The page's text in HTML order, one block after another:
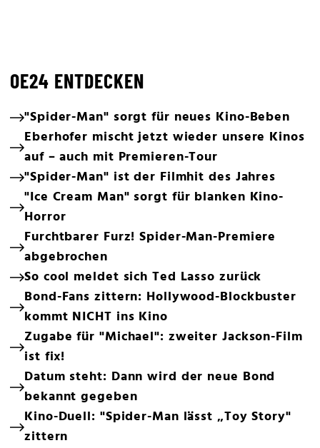
OE24 ENTDECKEN
"Spider-Man" sorgt für neues Kino-Beben
Eberhofer mischt jetzt wieder unsere Kinos
auf – auch mit Premieren-Tour
"Spider-Man" ist der Filmhit des Jahres
"Ice Cream Man" sorgt für blanken Kino-
Horror
Furchtbarer Furz! Spider-Man-Premiere
abgebrochen
So cool meldet sich Ted Lasso zurück
Bond-Fans zittern: Hollywood-Blockbuster
kommt NICHT ins Kino
Zugabe für "Michael": zweiter Jackson-Film
ist fix!
Datum steht: Dann wird der neue Bond
bekannt gegeben
Kino-Duell: "Spider-Man lässt „Toy Story"
zittern